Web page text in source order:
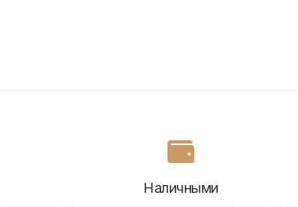
Наличными